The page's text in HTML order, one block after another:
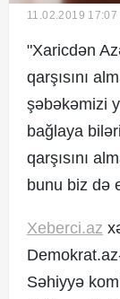
Created by
11.02.2019 17:07
"Xaricdən
qarşısını
şəbəkəmizi
bağlaya
qarşısını
bunu biz də
Xeberci.az
Səhiyyə